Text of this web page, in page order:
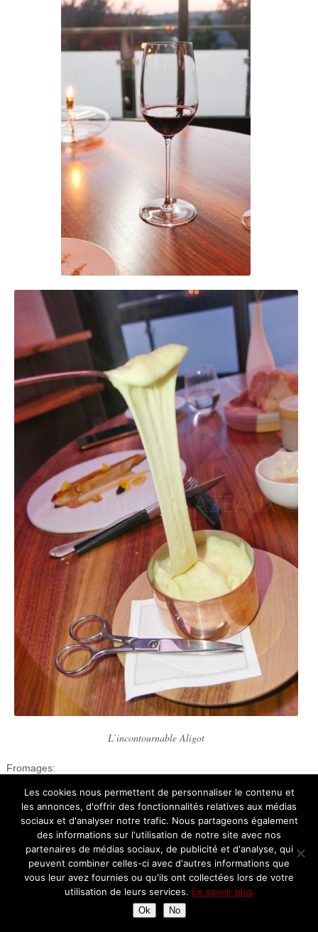
L’incontournable Aligot
Fromages:
Les cookies nous permettent de personnaliser le contenu et
les annonces, d'offrir des fonctionnalités relatives aux médias
sociaux et d'analyser notre trafic. Nous partageons également
des informations sur l'utilisation de notre site avec nos
partenaires de médias sociaux, de publicité et d'analyse, qui
peuvent combiner celles-ci avec d'autres informations que
vous leur avez fournies ou qu'ils ont collectées lors de votre
utilisation de leurs services. En savoir plus
Ok No